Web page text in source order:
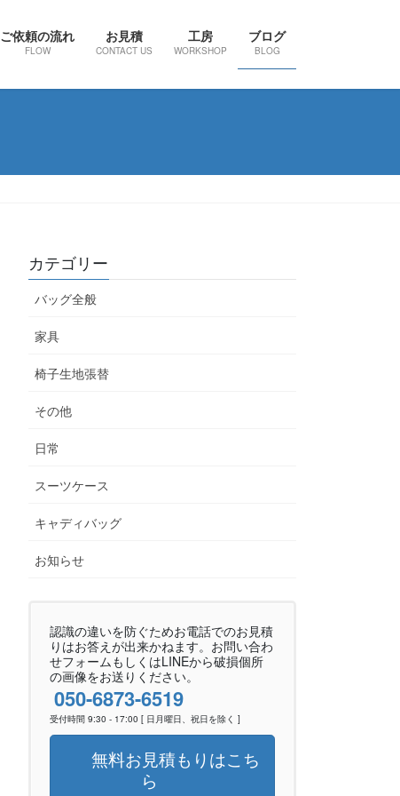
ご依頼の流れ
FLOW
お見積
CONTACT US
工房
WORKSHOP
ブログ
BLOG
カテゴリー
バッグ全般
家具
椅子生地張替
その他
日常
スーツケース
キャディバッグ
お知らせ
認識の違いを防ぐためお電話でのお見積
りはお答えが出来かねます。お問い合わ
せフォームもしくはLINEから破損個所
の画像をお送りください。
050-6873-6519
受付時間 9:30 - 17:00 [ 日月曜日、祝日を除く ]
無料お見積もりはこち
ら